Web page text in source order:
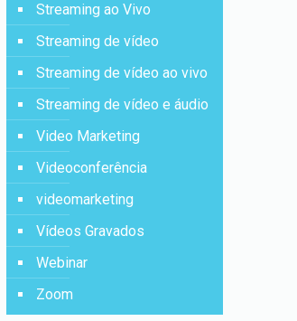
Streaming ao Vivo
Streaming de vídeo
Streaming de vídeo ao vivo
Streaming de vídeo e áudio
Video Marketing
Videoconferência
videomarketing
Vídeos Gravados
Webinar
Zoom